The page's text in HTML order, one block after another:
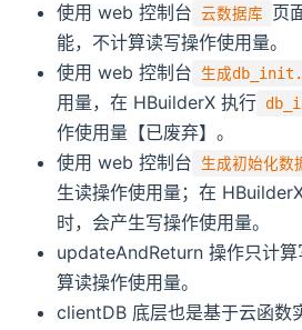
使用 web 控制台 云数据库
页
能，不计算读写操作使用量。
使用 web 控制台
生成
用量，在 HBuilderX 执行
作使用量【已废弃】。
使用 web 控制台
生成初始化数
生读操作使用量；在
时，会产生写操作使用量。
updateAndReturn 操作只计
算读操作使用量。
clientDB 底层也是基于云函数